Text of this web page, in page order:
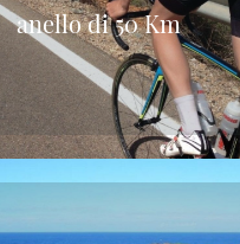
anello di 50 Km